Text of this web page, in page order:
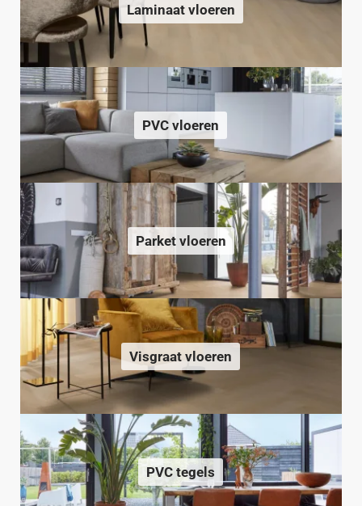
Laminaat vloeren
PVC vloeren
Parket vloeren
Visgraat vloeren
PVC tegels